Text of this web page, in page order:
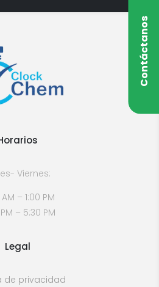
Contáctanos
Viernes:
– 1:00 PM
– 5:30 PM
Legal
de privacidad